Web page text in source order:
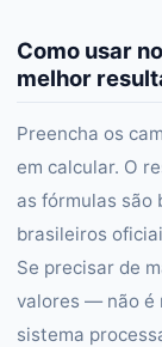
Como usar
melhor
Preencha os
em calcular. O
as fórmulas são
brasileiros
Se precisar de
valores — não é
sistema